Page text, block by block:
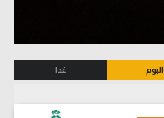
اليوم غدا